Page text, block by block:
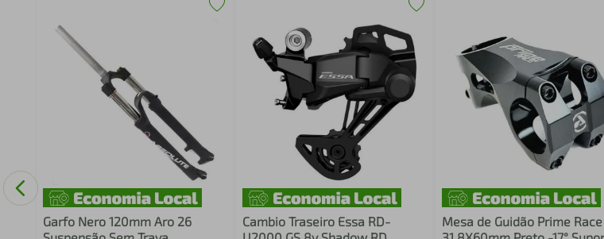
Garfo Nero 120mm Aro 26
Cambio Traseiro Essa RD-
Mesa de Guidão Prime Race